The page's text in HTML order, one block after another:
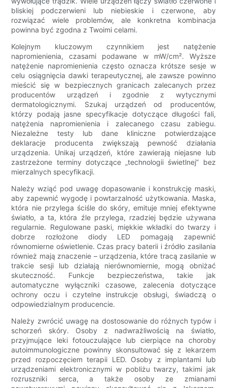
bliskiej podczerwieni lub niebieskie i czerwone, aby
rozwiązać wiele problemów, ale konkretna kombinacja
powinna być zgodna z Twoimi celami.
Kolejnym kluczowym czynnikiem jest natężenie
napromienienia, czasami podawane w mW/cm². Wyższe
natężenie napromienienia często oznacza krótsze sesje w
celu osiągnięcia dawki terapeutycznej, ale zawsze powinno
mieścić się w bezpiecznych granicach zalecanych przez
producentów urządzeń i zgodnie z wytycznymi
dermatologicznymi. Szukaj urządzeń od producentów,
którzy podają jasne specyfikacje dotyczące długości fali,
natężenia napromienienia i zalecanego czasu zabiegu.
Niezależne testy lub dane kliniczne potwierdzające
deklaracje producenta zwiększają pewność działania
urządzenia. Unikaj urządzeń, które zawierają niejasne lub
zastrzeżone terminy dotyczące „technologii świetlnej” bez
mierzalnych specyfikacji.
Należy wziąć pod uwagę dopasowanie i konstrukcję maski,
aby zapewnić wygodę i powtarzalność użytkowania. Maska,
która nie przylega ściśle do skóry, emituje mniej efektywne
światło, a ta, która źle przylega, rzadziej będzie używana
regularnie. Regulowane paski, miękkie wkładki do twarzy i
dobrze rozłożone diody LED pomagają zapewnić
równomierne oświetlenie. Czas pracy baterii i źródło zasilania
również mają znaczenie – urządzenia, które tracą zasilanie w
trakcie sesji lub działają nierównomiernie, mogą obniżać
skuteczność. Funkcje bezpieczeństwa, takie jak
automatyczne wyłączniki czasowe, zalecenia dotyczące
ochrony oczu i czytelne instrukcje obsługi, świadczą o
odpowiedzialnym producencie.
Należy zwrócić uwagę na dostosowanie do różnych typów i
schorzeń skóry. Osoby z nadwrażliwością na światło,
przyjmujące leki fotouczulające lub cierpiące na choroby
autoimmunologiczne powinny skonsultować się z lekarzem
przed rozpoczęciem terapii LED. Osoby z implantami lub
urządzeniami elektronicznymi w pobliżu twarzy, takimi jak
rozruszniki serca, a także osoby ze zmianami